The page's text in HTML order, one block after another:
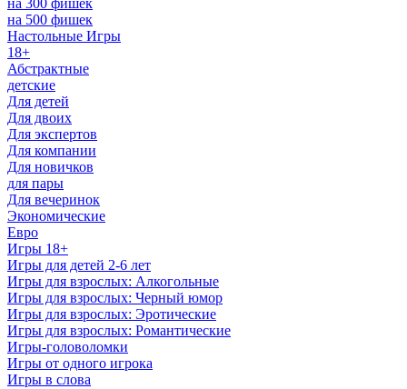
на 300 фишек
на 500 фишек
Настольные Игры
18+
Абстрактные
детские
Для детей
Для двоих
Для экспертов
Для компании
Для новичков
для пары
Для вечеринок
Экономические
Евро
Игры 18+
Игры для детей 2-6 лет
Игры для взрослых: Алкогольные
Игры для взрослых: Черный юмор
Игры для взрослых: Эротические
Игры для взрослых: Романтические
Игры-головоломки
Игры от одного игрока
Игры в слова